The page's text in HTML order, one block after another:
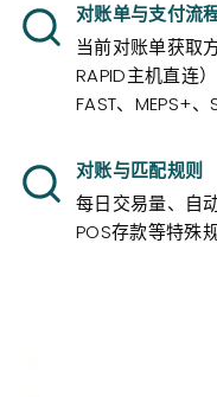
对账单与支付流
当前对账单获取
RAPID主机直连
FAST、MEPS+、
对账与匹配规则
每日交易量、自
POS存款等特殊